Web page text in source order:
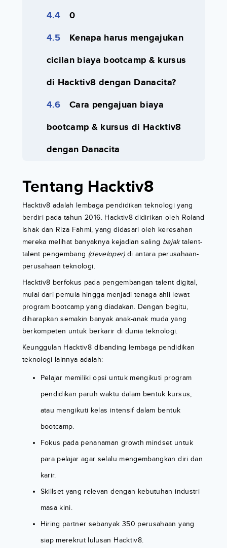
0
Kenapa harus mengajukan
cicilan biaya bootcamp & kursus
di Hacktiv8 dengan Danacita?
Cara pengajuan biaya
bootcamp & kursus di Hacktiv8
dengan Danacita
Tentang Hacktiv8
Hacktiv8 adalah lembaga pendidikan teknologi yang
berdiri pada tahun 2016. Hacktiv8 didirikan oleh Roland
Ishak dan Riza Fahmi, yang didasari oleh keresahan
mereka melihat banyaknya kejadian saling bajaktalent-
talent pengembang (developer)di antara perusahaan-
perusahaan teknologi.
Hacktiv8 berfokus pada pengembangan talent digital,
mulai dari pemula hingga menjadi tenaga ahli lewat
program bootcamp yang diadakan. Dengan begitu,
diharapkan semakin banyak anak-anak muda yang
berkompeten untuk berkarir di dunia teknologi.
Keunggulan Hacktiv8 dibanding lembaga pendidikan
teknologi lainnya adalah:
Pelajar memiliki opsi untuk mengikuti program
pendidikan paruh waktu dalam bentuk kursus,
atau mengikuti kelas intensif dalam bentuk
bootcamp.
Fokus pada penanaman growth mindset untuk
para pelajar agar selalu mengembangkan diri dan
karir.
Skillset yang relevan dengan kebutuhan industri
masa kini.
Hiring partner sebanyak 350 perusahaan yang
siap merekrut lulusan Hacktiv8.